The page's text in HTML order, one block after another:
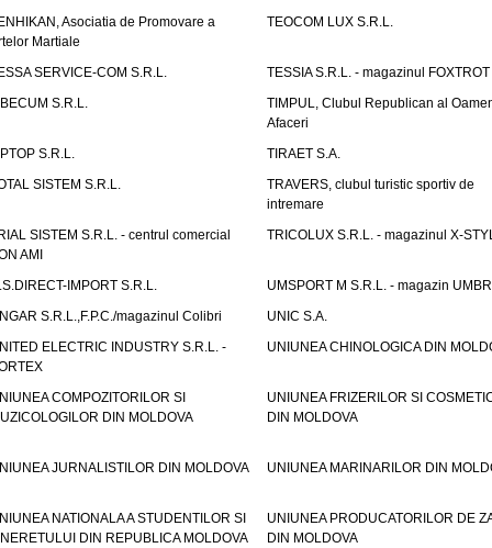
Asociatia de Promovare a
Martiale
TEOCOM LUX S.R.L.
SERVICE-COM S.R.L.
TESSIA S.R.L. - magazinul FOXTROT
S.R.L.
TIMPUL, Clubul Republican al
Afaceri
S.R.L.
TIRAET S.A.
SISTEM S.R.L.
TRAVERS, clubul turistic sportiv de
intremare
SISTEM S.R.L. - centrul comercial
AMI
TRICOLUX S.R.L. - magazinul X-
IMPORT S.R.L.
UMSPORT M S.R.L. - magazin
S.R.L.,F.P.C./magazinul Colibri
UNIC S.A.
ELECTRIC INDUSTRY S.R.L. -
UNIUNEA CHINOLOGICA DIN
COMPOZITORILOR SI
DIN MOLDOVA
UNIUNEA FRIZERILOR SI
DIN MOLDOVA
JURNALISTILOR DIN MOLDOVA UNIUNEA MARINARILOR DIN
NATIONALA A STUDENTILOR SI
DIN REPUBLICA MOLDOVA
UNIUNEA PRODUCATORILOR DE
DIN MOLDOVA